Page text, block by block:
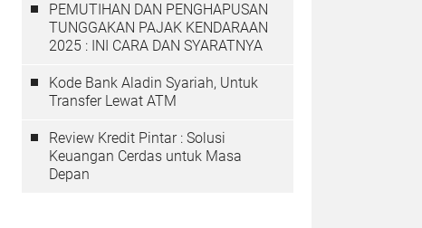
PEMUTIHAN DAN PENGHAPUSAN
TUNGGAKAN PAJAK KENDARAAN
2025 : INI CARA DAN SYARATNYA
Kode Bank Aladin Syariah, Untuk
Transfer Lewat ATM
Review Kredit Pintar : Solusi
Keuangan Cerdas untuk Masa
Depan